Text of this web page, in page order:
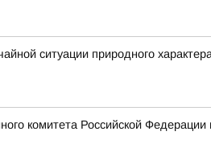
ситуации природного характера
комитета Российской